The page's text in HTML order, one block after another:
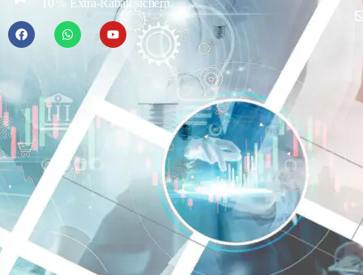
10 % Extra-Rabatt sichern.